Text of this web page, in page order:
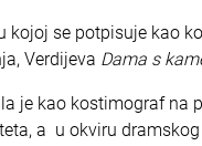
kojoj se potpisuje kao
Verdijeva Dama s
je kao kostimograf na
a u okviru